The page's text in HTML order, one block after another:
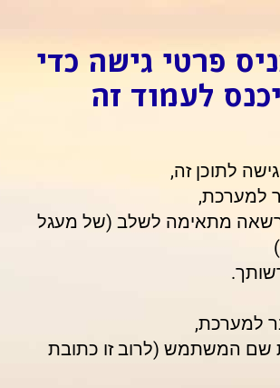
פרטי גישה כדי
לעמוד זה
לתוכן זה,
למערכת,
מתאימה לשלב (של מעגל
שם המשתמש (לרוב זו כתובת